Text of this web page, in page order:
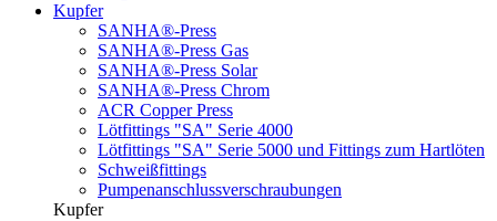
Kupfer
SANHA®-Press
SANHA®-Press Gas
SANHA®-Press Solar
SANHA®-Press Chrom
ACR Copper Press
Lötfittings "SA" Serie 4000
Lötfittings "SA" Serie 5000 und Fittings zum Hartlöten
Schweißfittings
Pumpenanschlussverschraubungen
Kupfer